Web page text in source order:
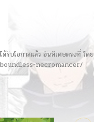
รับโอกาสแล้ว อันพิเศษตรงที่ โดย
boundless-necromancer/